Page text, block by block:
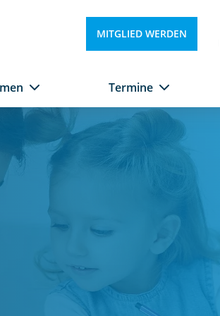
MITGLIED WERDEN
Termine